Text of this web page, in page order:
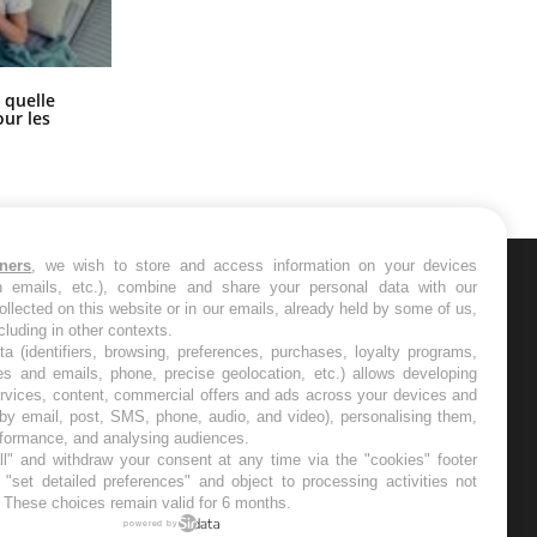
quelle
les
les semaines les meilleures
, we wish to store and access information on your devices
emails, etc.), combine and share your personal data with our
on this website or in our emails, already held by some of us,
in other contexts.
(identifiers, browsing, preferences, purchases, loyalty programs,
and emails, phone, precise geolocation, etc.) allows developing
content, commercial offers and ads across your devices and
email, post, SMS, phone, audio, and video), personalising them,
and analysing audiences.
and withdraw your consent at any time via the "cookies" footer
detailed preferences" and object to processing activities not
choices remain valid for 6 months.
powered by